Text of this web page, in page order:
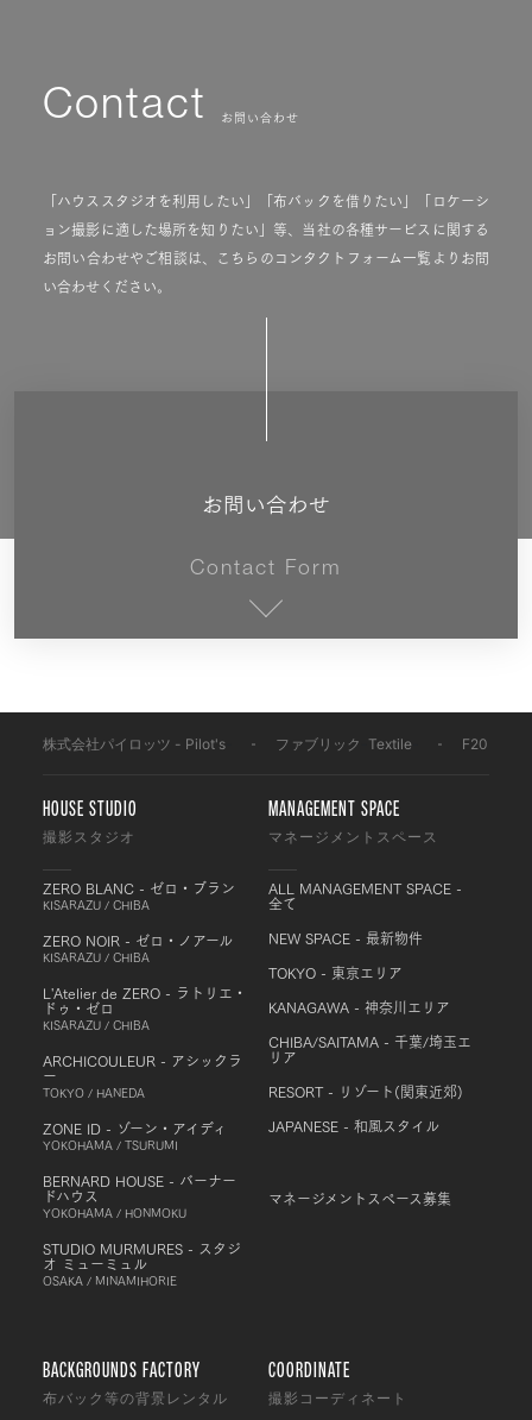
Contact お問い合わせ
「ハウススタジオを利用したい」「布バックを借りたい」「ロケーシ
ョン撮影に適した場所を知りたい」等、当社の各種サービスに関する
お問い合わせやご相談は、こちらのコンタクトフォーム一覧よりお問
い合わせください。
お問い合わせ
Contact Form
株式会社パイロッツ - Pilot's ファブリック Textile F2034
HOUSE STUDIO
撮影スタジオ
ZERO BLANC - ゼロ・ブラン
KISARAZU / CHIBA
ZERO NOIR - ゼロ・ノアール
KISARAZU / CHIBA
L'Atelier de ZERO - ラトリエ・
ドゥ・ゼロ
KISARAZU / CHIBA
ARCHICOULEUR - アシックラ
ー
TOKYO / HANEDA
ZONE ID - ゾーン・アイディ
YOKOHAMA / TSURUMI
BERNARD HOUSE - バーナー
ドハウス
YOKOHAMA / HONMOKU
STUDIO MURMURES - スタジ
オ ミューミュル
OSAKA / MINAMIHORIE
MANAGEMENT SPACE
マネージメントスペース
ALL MANAGEMENT SPACE -
全て
NEW SPACE - 最新物件
TOKYO - 東京エリア
KANAGAWA - 神奈川エリア
CHIBA/SAITAMA - 千葉/埼玉エ
リア
RESORT - リゾート(関東近郊)
JAPANESE - 和風スタイル
マネージメントスペース募集
BACKGROUNDS FACTORY
布バック等の背景レンタル
COORDINATE
撮影コーディネート